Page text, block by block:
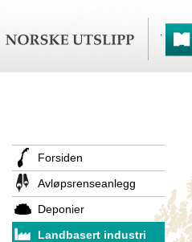
Forsiden
Avløpsrenseanlegg
Deponier
Landbasert industri